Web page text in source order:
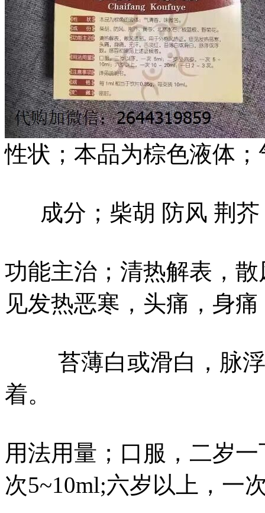
性状；本品为棕色液体
成分；柴胡 防风 荆芥
功能主治；清热解表，
见发热恶寒，头痛，身
苔薄白或滑白，脉浮
着。
用法用量；口服，二岁
次5~10ml;六岁以上，一